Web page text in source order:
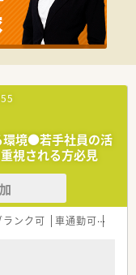
環境●若手社員の活
視される方必見
ランク可 車通勤可